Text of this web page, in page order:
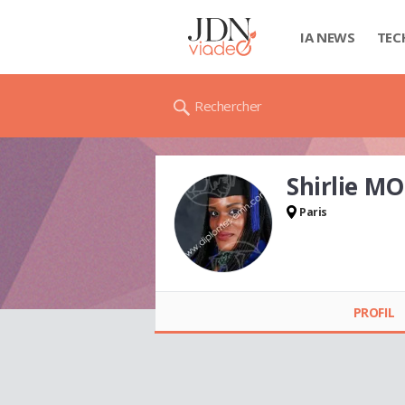
IA NEWS
Rechercher
Shirlie
Paris
PROFIL